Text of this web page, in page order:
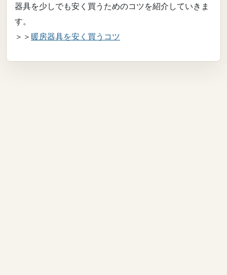
器具を少しでも安く買うためのコツを紹介していきま
す。
＞＞暖房器具を安く買うコツ